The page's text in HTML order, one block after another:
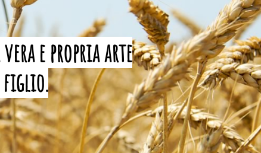
e propria arte
figlio.